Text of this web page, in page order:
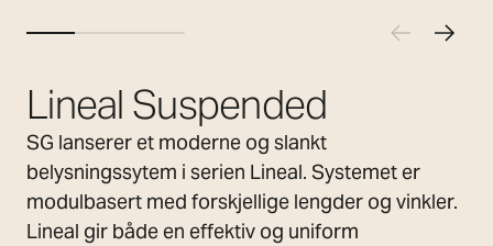
Lineal Suspended
SG lanserer et moderne og slankt
belysningssytem i serien Lineal. Systemet er
modulbasert med forskjellige lengder og vinkler.
Lineal gir både en effektiv og uniform